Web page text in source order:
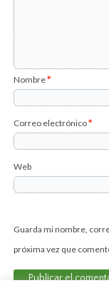
Nombre*
Correo electrónico*
Web
Guarda mi nombre,
próxima vez que